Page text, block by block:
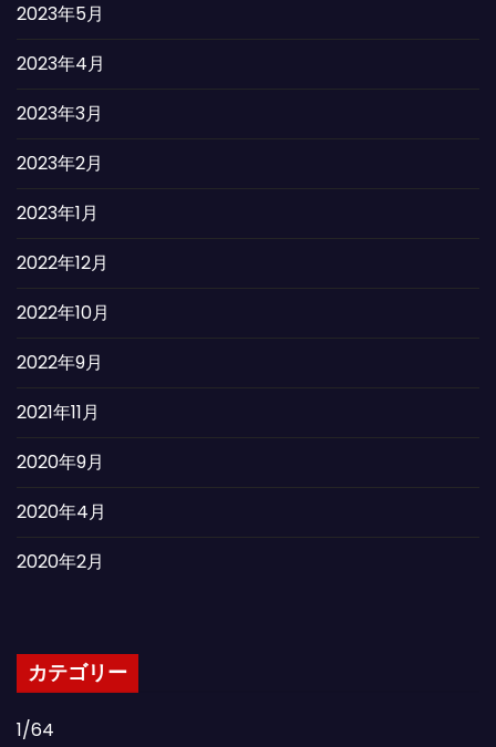
2023年5月
2023年4月
2023年3月
2023年2月
2023年1月
2022年12月
2022年10月
2022年9月
2021年11月
2020年9月
2020年4月
2020年2月
カテゴリー
1/64